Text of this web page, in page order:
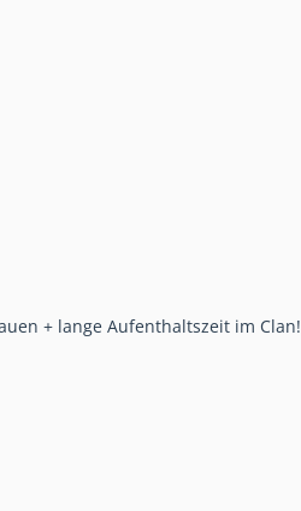
+ lange Aufenthaltszeit im Clan!